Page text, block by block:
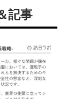
記事